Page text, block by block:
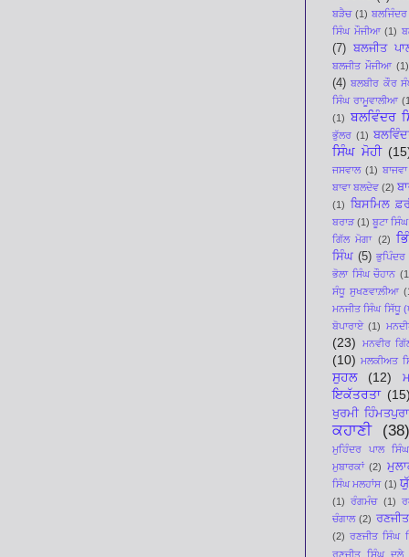
ਬੜੈਚ (1)
ਸਿੰਘ ਮੌਜੀਆ (1)
(7) ਬਲਜੀਤ
ਬਲਜੀਤ ਮੌਜੀਆ (1)
(4) ਬਲਬੀਰ ਕੌਰ
ਸਿੰਘ ਰਾਮੂਵਾਲੀਆ
(1) ਬਲਵਿੰਦਰ
ਭੁੱਲਰ (1)
ਸਿੰਘ ਮੋਹੀ
ਜਸਵਾਲ (1)
ਬਾਵਾ ਬਲਦੇਵ (2)
(1) ਬਿਸਮਿਲ
ਬਰਾੜ (1) ਬੂਟਾ
ਗਿੱਲ ਮੋਗਾ (2)
ਸਿੰਘ (5) ਭੁਪਿੰਦਰ
ਭੋਲਾ ਸਿੰਘ ਚੌਹਾਨ
ਸੰਧੂ ਸੁਖਣਵਾਲ਼ੀਆ
ਮਨਜੀਤ ਸਿੰਘ ਸਿੱਧੂ
ਬੋਪਾਰਾਏ (1)
(23) ਮਨਵੀਰ
(10) ਮਲਕੀਅਤ
ਸੁਹਲ (12)
ਇਕੱਤਰਤਾ
ਖੁਰਮੀ ਹਿੰਮਤਪੁਰਾ
ਕਹਾਣੀ (38)
ਮੁਹਿੰਦਰ ਪਾਲ
ਮੁਬਾਰਕਾਂ (2)
ਸਿੰਘ ਮਲਹਾਂਸ (1)
(1) ਰੰਗਮੰਚ (1)
ਚੰਗਾਲ (2)
(2) ਰਣਜੀਤ ਸਿੰਘ
ਰਣਜੀਤ ਸਿੰਘ ਦੂਲੇ